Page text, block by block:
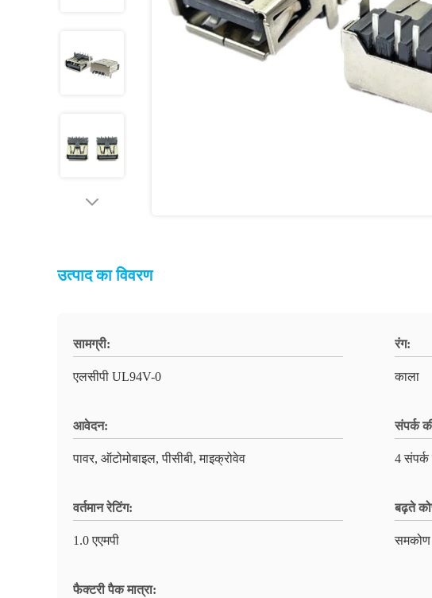
उत्पाद का विवरण
सामग्री:
एलसीपी UL94V-0
रंग:
काला
आवेदन:
पावर, ऑटोमोबाइल, पीसीबी, माइक्रोवेव
संपर्क
4
वर्तमान रेटिंग:
1.0 एएमपी
बढ़ते
समकोण
फैक्टरी पैक मात्रा: